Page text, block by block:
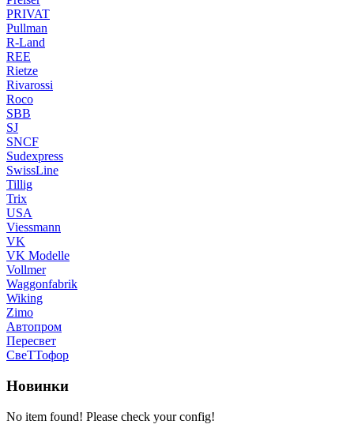
PRIVAT
Pullman
R-Land
REE
Rietze
Rivarossi
Roco
SBB
SJ
SNCF
Sudexpress
SwissLine
Tillig
Trix
USA
Viessmann
VK
VK Modelle
Vollmer
Waggonfabrik
Wiking
Zimo
Автопром
Пересвет
СвеТТофор
Новинки
No item found! Please check your config!